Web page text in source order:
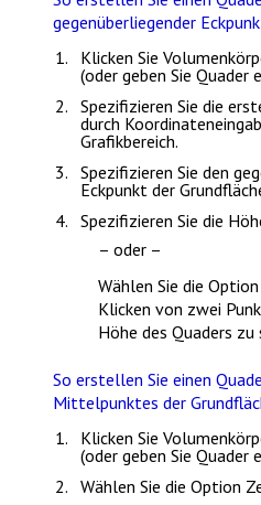
gegenüberliegender
Klicken Sie
(oder geben SieQuader
Spezifizieren Sie die
durch
Grafikbereich.
Spezifizieren Sie den
Eckpunkt der
Spezifizieren Sie die
– oder –
Wählen Sie die Option
Klicken von zwei
Höhe des Quaders zu
So erstellen Sie einen
Mittelpunktes der
Klicken Sie
(oder geben SieQuader
Wählen Sie die Option